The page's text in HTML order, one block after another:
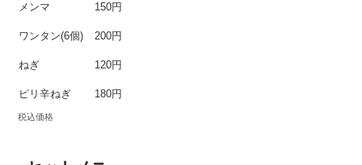
メンマ 150円
ワンタン(6個) 200円
ねぎ 120円
ピリ辛ねぎ 180円
税込価格